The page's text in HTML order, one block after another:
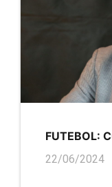
FUTEBOL:
22/06/2024